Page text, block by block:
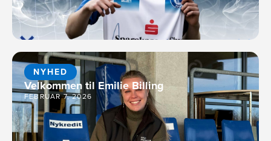
NYHED
Velkommen til Emilie Billing
FEBRUAR 7, 2026